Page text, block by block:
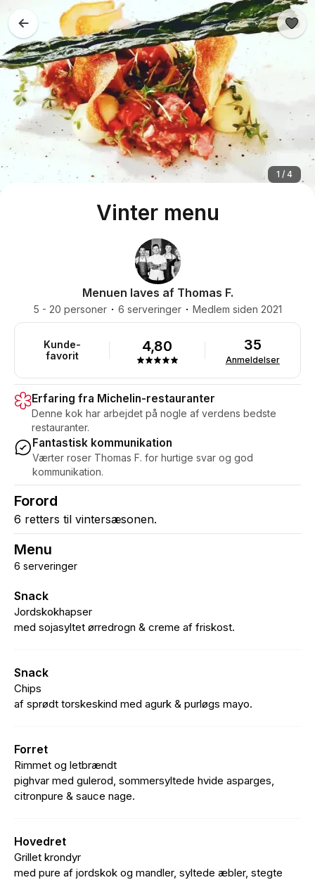
Vinter menu
1 / 4
Menuen laves af Thomas F.
5 - 20 personer 6 serveringer Medlem siden 2021
Kunde-
favorit
4,80 35
Anmeldelser
Erfaring fra Michelin-restauranter
Denne kok har arbejdet på nogle af verdens bedste
restauranter.
Fantastisk kommunikation
Værter roser Thomas F. for hurtige svar og god
kommunikation.
Forord
6 retters til vintersæsonen.
Menu
6 serveringer
Snack
Jordskokhapser
med sojasyltet ørredrogn & creme af friskost.
Snack
Chips
af sprødt torskeskind med agurk & purløgs mayo.
Forret
Rimmet og letbrændt
pighvar med gulerod, sommersyltede hvide asparges,
citronpure & sauce nage.
Hovedret
Grillet krondyr
med pure af jordskok og mandler, syltede æbler, stegte